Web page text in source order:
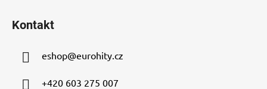
Kontakt
eshop@eurohity.cz
+420 603 275 007